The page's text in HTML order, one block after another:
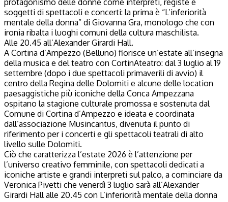
soggetti di spettacoli e concerti: la prima è “L’inferiorità
mentale della donna” di Giovanna Gra, monologo che con
ironia ribalta i luoghi comuni della cultura maschilista.
Alle 20.45 all’Alexander Girardi Hall.
A Cortina d’Ampezzo (Belluno) fiorisce un’estate all’insegna
della musica e del teatro con CortinAteatro: dal 3 luglio al 19
settembre (dopo i due spettacoli primaverili di avvio) il
centro della Regina delle Dolomiti e alcune delle location
paesaggistiche più iconiche della Conca Ampezzana
ospitano la stagione culturale promossa e sostenuta dal
Comune di Cortina d’Ampezzo e ideata e coordinata
dall’associazione Musincantus, divenuta il punto di
riferimento per i concerti e gli spettacoli teatrali di alto
livello sulle Dolomiti.
Ciò che caratterizza l’estate 2026 è l’attenzione per
l’universo creativo femminile, con spettacoli dedicati a
iconiche artiste e grandi interpreti sul palco, a cominciare da
Veronica Pivetti che venerdì 3 luglio sarà all’Alexander
Girardi Hall alle 20.45 con L’inferiorità mentale della donna